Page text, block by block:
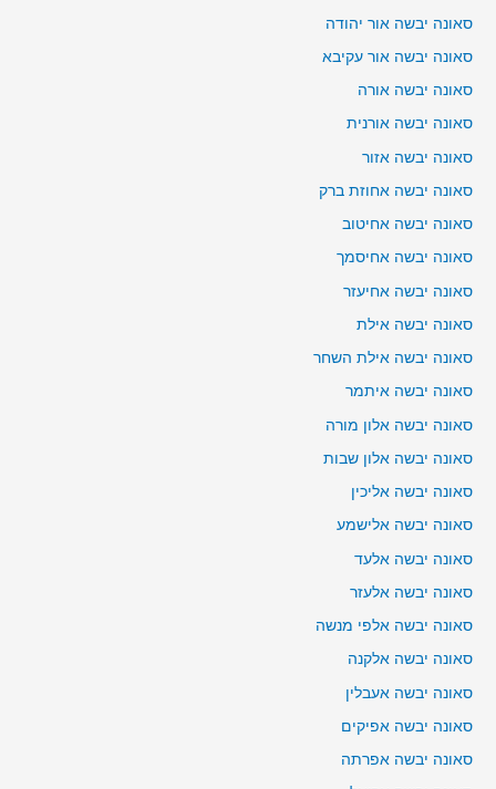
סאונה יבשה אור יהודה
סאונה יבשה אור עקיבא
סאונה יבשה אורה
סאונה יבשה אורנית
סאונה יבשה אזור
סאונה יבשה אחוזת ברק
סאונה יבשה אחיטוב
סאונה יבשה אחיסמך
סאונה יבשה אחיעזר
סאונה יבשה אילת
סאונה יבשה אילת השחר
סאונה יבשה איתמר
סאונה יבשה אלון מורה
סאונה יבשה אלון שבות
סאונה יבשה אליכין
סאונה יבשה אלישמע
סאונה יבשה אלעד
סאונה יבשה אלעזר
סאונה יבשה אלפי מנשה
סאונה יבשה אלקנה
סאונה יבשה אעבלין
סאונה יבשה אפיקים
סאונה יבשה אפרתה